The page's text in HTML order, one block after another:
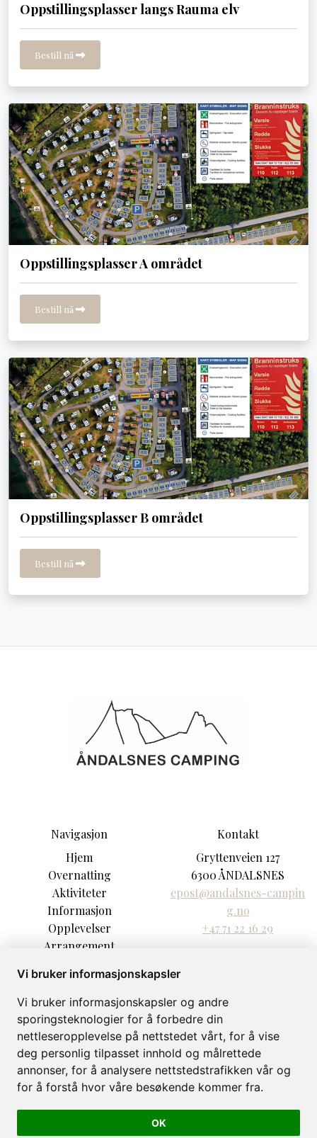
Vi bruker informasjonskapsler
Vi bruker informasjonskapsler og andre
sporingsteknologier for å forbedre din
nettleseropplevelse på nettstedet vårt, for å vise
deg personlig tilpasset innhold og målrettede
annonser, for å analysere nettstedstrafikken vår og
for å forstå hvor våre besøkende kommer fra.
OK
Oppstillingsplasser langs Rauma elv
Bestill nå
Oppstillingsplasser A området
Bestill nå
Oppstillingsplasser B området
Bestill nå
Navigasjon
Hjem
Overnatting
Aktiviteter
Informasjon
Opplevelser
Arrangement
Galleri
Kontakt
Gryttenveien 127
6300 ÅNDALSNES
epost@andalsnes-campin
g.no
+47 71 22 16 29
Åndalsnes Camping og Motell © 2026
Levert avBookvisit